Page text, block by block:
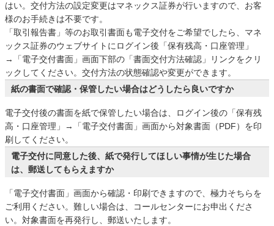
はい。交付方法の設定変更はマネックス証券が行いますので、お客
様のお手続きは不要です。
「取引報告書」等のお取引書面も電子交付をご希望でしたら、マネ
ックス証券のウェブサイトにログイン後「保有残高・口座管理」
→「電子交付書面」画面下部の「書面交付方法確認」リンクをクリ
ックしてください。交付方法の状態確認や変更ができます。
紙の書面で確認・保管したい場合はどうしたら良いですか
電子交付後の書面を紙で保管したい場合は、ログイン後の「保有残
高・口座管理」→「電子交付書面」画面から対象書面（PDF）を印
刷してください。
電子交付に同意した後、紙で発行してほしい事情が生じた場合
は、郵送してもらえますか
「電子交付書面」画面から確認・印刷できますので、極力そちらを
ご利用ください。難しい場合は、コールセンターにお申出くださ
い。対象書面を再発行し、郵送いたします。